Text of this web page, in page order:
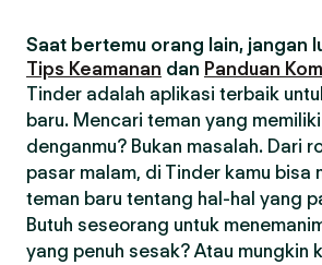
Saat bertemu orang lain, jangan
Tips Keamanan dan Panduan
Tinder adalah aplikasi terbaik
baru. Mencari teman yang
denganmu? Bukan masalah. Dari
pasar malam, di Tinder kamu bisa
teman baru tentang hal-hal yang
Butuh seseorang untuk
yang penuh sesak? Atau mungkin